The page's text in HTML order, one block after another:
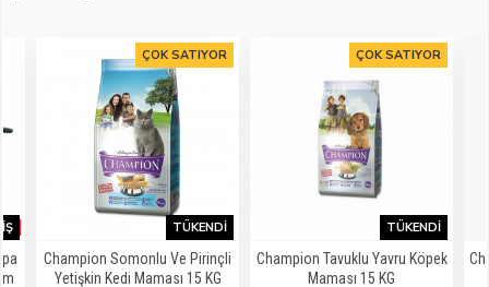
ÇOK SATIYOR
TÜKENDI
Champion Somonlu Ve Pirinçli
Yetişkin Kedi Maması 15 KG
ÇOK SATIYOR
TÜKENDI
Champion Tavuklu Yavru Köpek
Maması 15 KG